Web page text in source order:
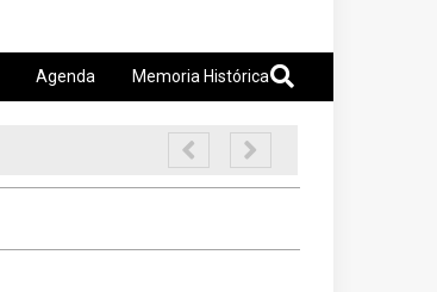
Agenda Memoria Histórica